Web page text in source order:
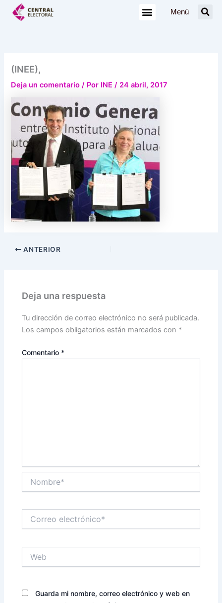
Menú
(INEE),
Deja un comentario / Por INE/ 24 abril, 2017
ANTERIOR
Deja una respuesta
Tu dirección de correo electrónico no será publicada.
Los campos obligatorios están marcados con *
Comentario *
electrónico*
Guarda mi nombre, correo electrónico y web en